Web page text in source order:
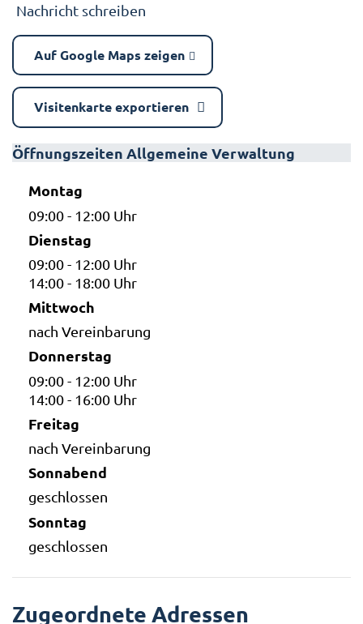
Nachricht schreiben
Auf Google Maps zeigen
Visitenkarte exportieren
Öffnungszeiten Allgemeine Verwaltung
Montag
09:00 - 12:00 Uhr
Dienstag
09:00 - 12:00 Uhr
14:00 - 18:00 Uhr
Mittwoch
nach Vereinbarung
Donnerstag
09:00 - 12:00 Uhr
14:00 - 16:00 Uhr
Freitag
nach Vereinbarung
Sonnabend
geschlossen
Sonntag
geschlossen
Zugeordnete Adressen